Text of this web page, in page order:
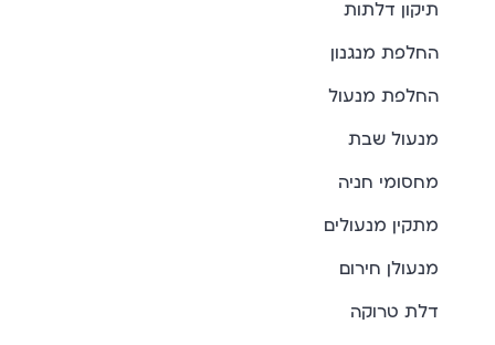
תיקון דלתות
החלפת מנגנון
החלפת מנעול
מנעול שבת
מחסומי חניה
מתקין מנעולים
מנעולן חירום
דלת טרוקה